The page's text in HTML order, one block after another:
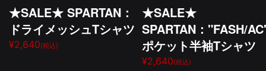
★SALE★ SPARTAN：
ドライメッシュTシャツ
¥2,640(税込)
★SALE★
SPARTAN："FASH/
ポケット半袖Tシャツ
¥2,640(税込)